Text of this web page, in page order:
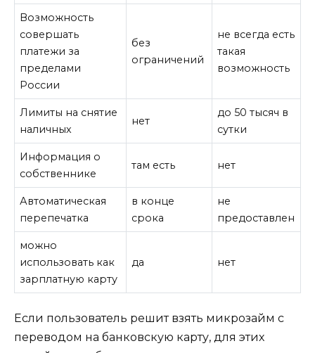
Возможность
совершать
платежи за
пределами
России
без
ограничений
не всегда есть
такая
возможность
Лимиты на снятие
наличных
нет
до 50 тысяч в
сутки
Информация о
собственнике
там есть нет
Автоматическая
перепечатка
в конце
срока
не
предоставлен
можно
использовать как
зарплатную карту
да нет
Если пользователь решит взять микрозайм с
переводом на банковскую карту, для этих